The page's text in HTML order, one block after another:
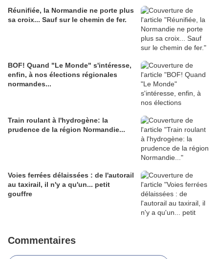
Réunifiée, la Normandie ne porte plus
sa croix... Sauf sur le chemin de fer.
BOF! Quand "Le Monde" s'intéresse,
enfin, à nos élections régionales
normandes...
Train roulant à l'hydrogène: la
prudence de la région Normandie...
Voies ferrées délaissées : de l'autorail
au taxirail, il n'y a qu'un... petit
gouffre
Commentaires